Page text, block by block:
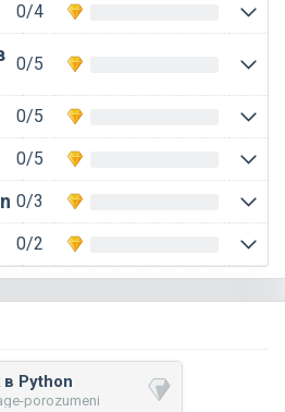
0/4
0/5
0/5
0/5
0/3
0/2
Python
porozumeni